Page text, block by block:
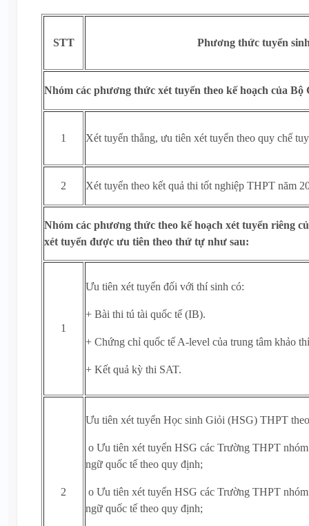
STT Phương thức tuyển
Nhóm các phương thức xét tuyển theo kế hoạch của Bộ
1 Xét tuyển thẳng, ưu tiên xét tuyển theo quy chế
2 Xét tuyển theo kết quả thi tốt nghiệp THPT năm
Nhóm các phương thức theo kế hoạch xét tuyển riêng
xét tuyển được ưu tiên theo thứ tự như sau:
1
Ưu tiên xét tuyển đối với thí sinh có:
+ Bài thi tú tài quốc tế (IB).
+ Chứng chỉ quốc tế A-level của trung tâm khảo
+ Kết quả kỳ thi SAT.
2
Ưu tiên xét tuyển Học sinh Giỏi (HSG) THPT
o Ưu tiên xét tuyển HSG các Trường THPT
ngữ quốc tế theo quy định;
o Ưu tiên xét tuyển HSG các Trường THPT
ngữ quốc tế theo quy định;